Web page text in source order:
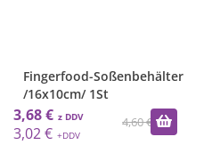
Fingerfood-Soßenbehälter
/16x10cm/ 1St
4,60 €
3,68 €
3,02 €